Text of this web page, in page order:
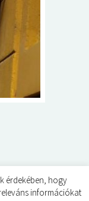
érdekében, hogy
információkat